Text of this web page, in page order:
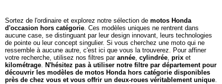
Sortez de l'ordinaire et explorez notre sélection de motos Honda
d'occasion hors catégorie. Ces modèles uniques ne rentrent dans
aucune case, se distinguant par leur design innovant, leurs technologies
de pointe ou leur concept singulier. Si vous cherchez une moto qui ne
ressemble à aucune autre, c'est ici que vous la trouverez. Pour affiner
votre recherche, utilisez nos filtres par année, cylindrée, prix et
kilométrage. N'hésitez pas à utiliser notre filtre par département pour
découvrir les modèles de motos Honda hors catégorie disponibles
près de chez vous et vous offrir un deux-roues véritablement unique.